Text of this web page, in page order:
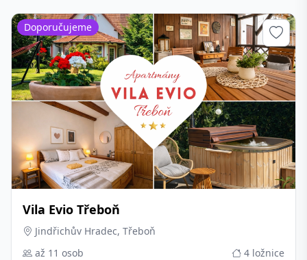
Vila Evio Třeboň
Jindřichův Hradec, Třeboň
až 11 osob
4 ložnice
Doporučujeme